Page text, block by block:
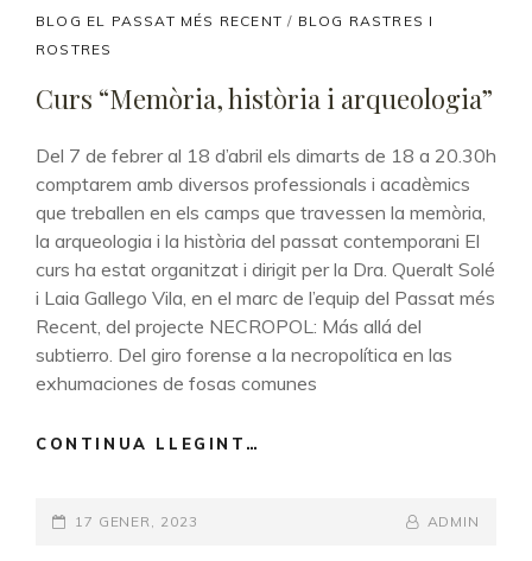
CAT
LINKS
BLOG EL PASSAT MÉS RECENT / BLOG RASTRES I
ROSTRES
Curs “Memòria, història i arqueologia”
Del 7 de febrer al 18 d’abril els dimarts de 18 a 20.30h
comptarem amb diversos professionals i acadèmics
que treballen en els camps que travessen la memòria,
la arqueologia i la història del passat contemporani El
curs ha estat organitzat i dirigit per la Dra. Queralt Solé
i Laia Gallego Vila, en el marc de l’equip del Passat més
Recent, del projecte NECROPOL: Más allá del
subtierro. Del giro forense a la necropolítica en las
exhumaciones de fosas comunes
CONTINUA LLEGINT…
POSTED-
17 GENER, 2023
BY
BYLINE
ADMIN